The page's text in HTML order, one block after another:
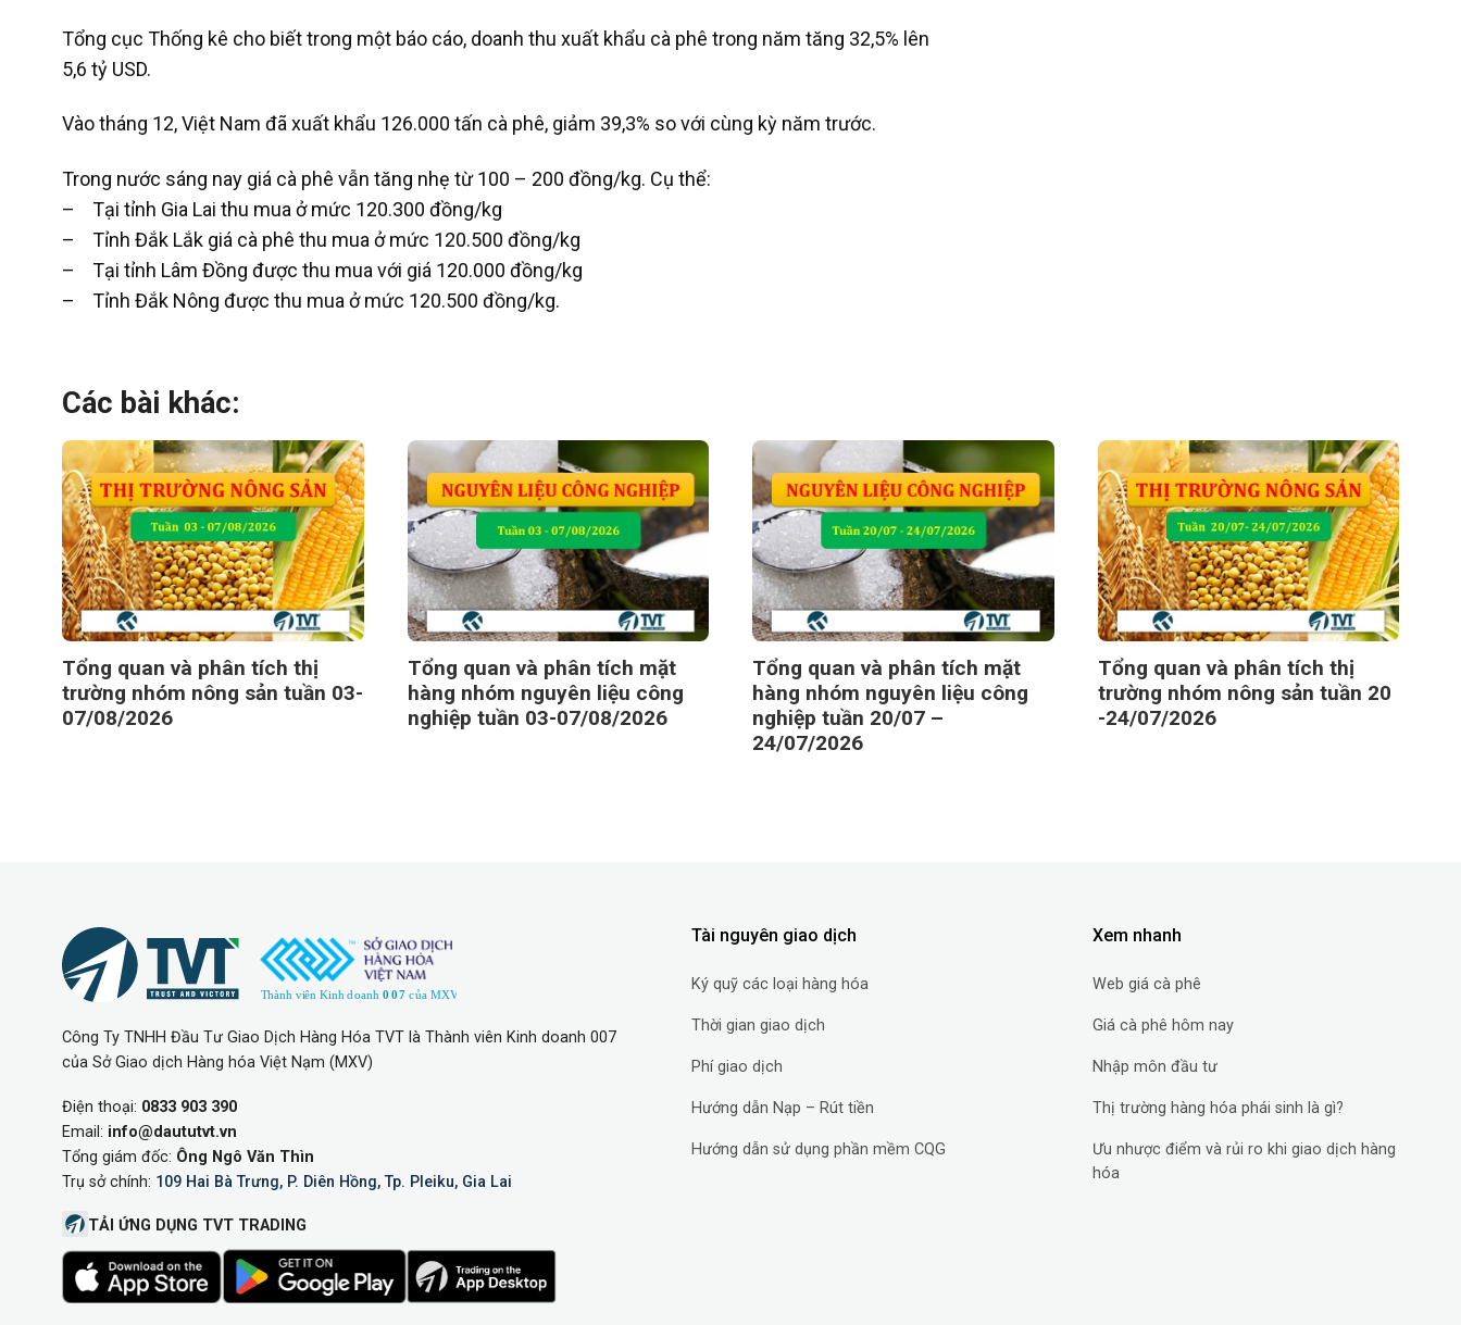
Tổng cục Thống kê cho biết trong một báo cáo, doanh thu xuất khẩu cà phê trong năm tăng 32,5% lên
5,6 tỷ USD.
Vào tháng 12, Việt Nam đã xuất khẩu 126.000 tấn cà phê, giảm 39,3% so với cùng kỳ năm trước.
Trong nước sáng nay giá cà phê vẫn tăng nhẹ từ 100 – 200 đồng/kg. Cụ thể:
– Tại tỉnh Gia Lai thu mua ở mức 120.300 đồng/kg
– Tỉnh Đắk Lắk giá cà phê thu mua ở mức 120.500 đồng/kg
– Tại tỉnh Lâm Đồng được thu mua với giá 120.000 đồng/kg
– Tỉnh Đắk Nông được thu mua ở mức 120.500 đồng/kg.
Các bài khác:
Tổng quan và phân tích thị
trường nhóm nông sản tuần 03-
07/08/2026
Tổng quan và phân tích mặt
hàng nhóm nguyên liệu công
nghiệp tuần 03-07/08/2026
Tổng quan và phân tích mặt
hàng nhóm nguyên liệu công
nghiệp tuần 20/07 –
24/07/2026
Tổng quan và phân tích thị
trường nhóm nông sản tuần 20
-24/07/2026
Công Ty TNHH Đầu Tư Giao Dịch Hàng Hóa TVT là Thành viên Kinh doanh 007
của Sở Giao dịch Hàng hóa Việt Nạm (MXV)
Điện thoại: 0833 903 390
Email: info@daututvt.vn
Tổng giám đốc: Ông Ngô Văn Thìn
Trụ sở chính: 109 Hai Bà Trưng, P. Diên Hồng, Tp. Pleiku, Gia Lai
TẢI ỨNG DỤNG TVT TRADING
Tài nguyên giao dịch
Ký quỹ các loại hàng hóa
Thời gian giao dịch
Phí giao dịch
Hướng dẫn Nạp – Rút tiền
Hướng dẫn sử dụng phần mềm CQG
Xem nhanh
Web giá cà phê
Giá cà phê hôm nay
Nhập môn đầu tư
Thị trường hàng hóa phái sinh là gì?
Ưu nhược điểm và rủi ro khi giao dịch hàng
hóa